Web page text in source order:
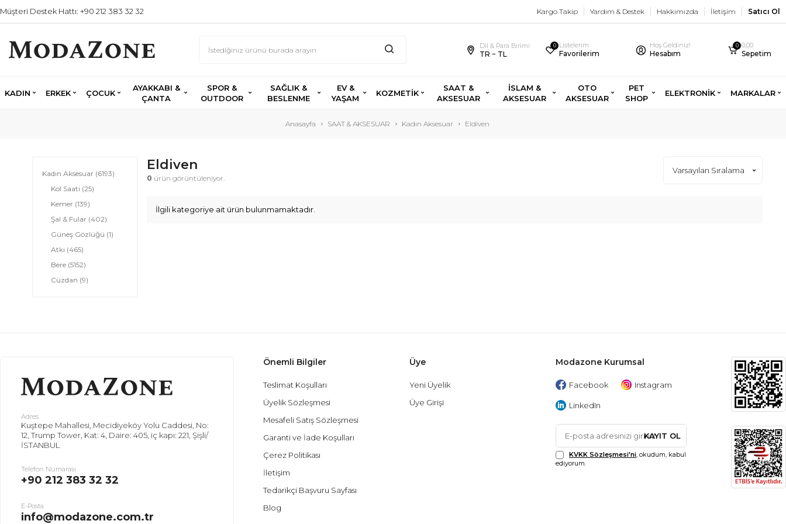
Müşteri Destek Hattı: +90 212 383 32 32 Kargo Takip Yardım & Destek Hakkımızda İletişim Satıcı Ol
Dil & Para Birimi
TR − TL
0 Listelerim
Favorilerim
Hoş Geldiniz!
Hesabım
0 0,00
Sepetim
KADIN ERKEK ÇOCUK
AYAKKABI &
ÇANTA
SPOR &
OUTDOOR
SAĞLIK &
BESLENME
EV &
YAŞAM
KOZMETİK
SAAT &
AKSESUAR
İSLAM &
AKSESUAR
OTO
AKSESUAR
PET
SHOP
ELEKTRONİK MARKALAR
Anasayfa SAAT & AKSESUAR Kadın Aksesuar Eldiven
Kadın Aksesuar (6193)
Kol Saati (25)
Kemer (139)
Şal & Fular (402)
Güneş Gözlüğü (1)
Atkı (465)
Bere (5152)
Cüzdan (9)
Eldiven
0 ürün görüntüleniyor.
İlgili kategoriye ait ürün bulunmamaktadır.
Adres
Kuştepe Mahallesi, Mecidiyeköy Yolu Caddesi, No:
12, Trump Tower, Kat: 4, Daire: 405, iç kapı: 221, Şişli/
İSTANBUL
Telefon Numarası
+90 212 383 32 32
E-Posta
info@modazone.com.tr
Önemli Bilgiler
Teslimat Koşulları
Üyelik Sözleşmesi
Mesafeli Satış Sözleşmesi
Garanti ve İade Koşulları
Çerez Politikası
İletişim
Tedarikçi Başvuru Sayfası
Blog
Üye
Yeni Üyelik
Üye Girişi
Modazone Kurumsal
Facebook Instagram
LinkedIn
KAYIT OL
KVKK Sözleşmesi'ni, okudum, kabul
ediyorum.